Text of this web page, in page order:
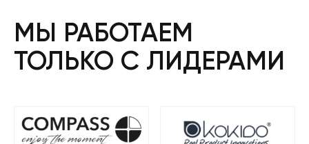
МЫ РАБОТАЕМ
ТОЛЬКО С ЛИДЕРАМИ